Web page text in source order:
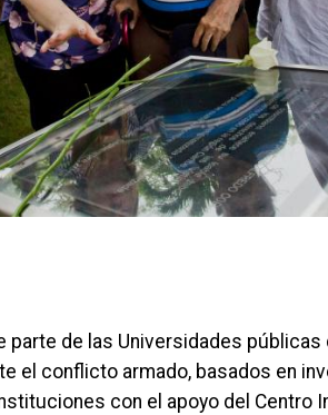
parte de las Universidades
el conflicto armado, basados en
con el apoyo del Centro